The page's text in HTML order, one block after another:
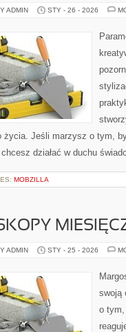
ADMIN STY - 26 - 2026
życia. Jeśli marzysz o tym,
działać w duchu
MOBZILLA
ADMIN STY - 25 - 2026
swoją
o tym,